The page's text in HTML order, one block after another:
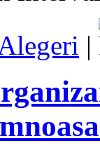
Alegeri |